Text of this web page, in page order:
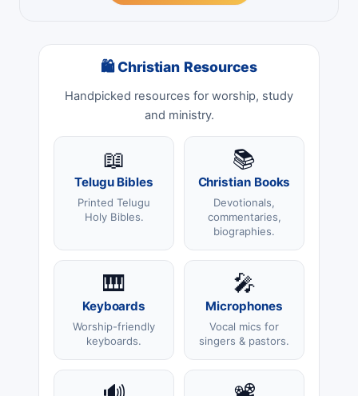
🛍 Christian Resources
Handpicked resources for worship, study
and ministry.
📖
Telugu Bibles
Printed Telugu
Holy Bibles.
📚
Christian Books
Devotionals,
commentaries,
biographies.
🎹
Keyboards
Worship-friendly
keyboards.
🎤
Microphones
Vocal mics for
singers & pastors.